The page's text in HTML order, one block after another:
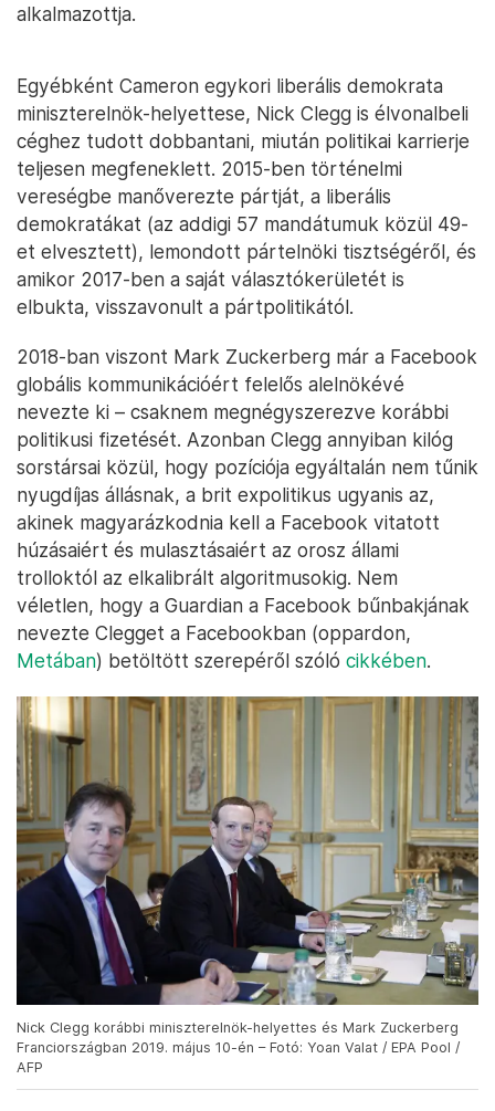
alkalmazottja.
Egyébként Cameron egykori liberális demokrata
miniszterelnök-helyettese, Nick Clegg is élvonalbeli
céghez tudott dobbantani, miután politikai karrierje
teljesen megfeneklett. 2015-ben történelmi
vereségbe manőverezte pártját, a liberális
demokratákat (az addigi 57 mandátumuk közül 49-
et elvesztett), lemondott pártelnöki tisztségéről, és
amikor 2017-ben a saját választókerületét is
elbukta, visszavonult a pártpolitikától.
2018-ban viszont Mark Zuckerberg már a Facebook
globális kommunikációért felelős alelnökévé
nevezte ki – csaknem megnégyszerezve korábbi
politikusi fizetését. Azonban Clegg annyiban kilóg
sorstársai közül, hogy pozíciója egyáltalán nem tűnik
nyugdíjas állásnak, a brit expolitikus ugyanis az,
akinek magyarázkodnia kell a Facebook vitatott
húzásaiért és mulasztásaiért az orosz állami
trolloktól az elkalibrált algoritmusokig. Nem
véletlen, hogy a Guardian a Facebook bűnbakjának
nevezte Clegget a Facebookban (oppardon,
Metában) betöltött szerepéről szóló cikkében.
Nick Clegg korábbi miniszterelnök-helyettes és Mark Zuckerberg
Franciországban 2019. május 10-én – Fotó: Yoan Valat / EPA Pool /
AFP